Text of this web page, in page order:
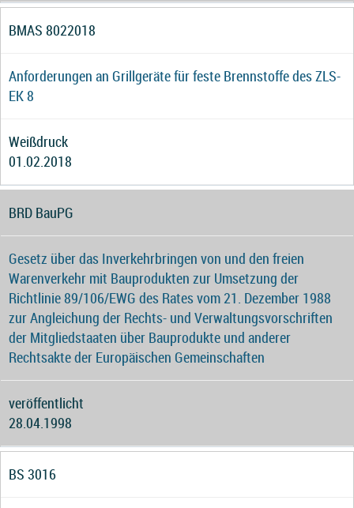
BMAS 8022018
Anforderungen an Grillgeräte für feste Brennstoffe des ZLS-
EK 8
Weißdruck
01.02.2018
BRD BauPG
Gesetz über das Inverkehrbringen von und den freien
Warenverkehr mit Bauprodukten zur Umsetzung der
Richtlinie 89/106/EWG des Rates vom 21. Dezember 1988
zur Angleichung der Rechts- und Verwaltungsvorschriften
der Mitgliedstaaten über Bauprodukte und anderer
Rechtsakte der Europäischen Gemeinschaften
veröffentlicht
28.04.1998
BS 3016